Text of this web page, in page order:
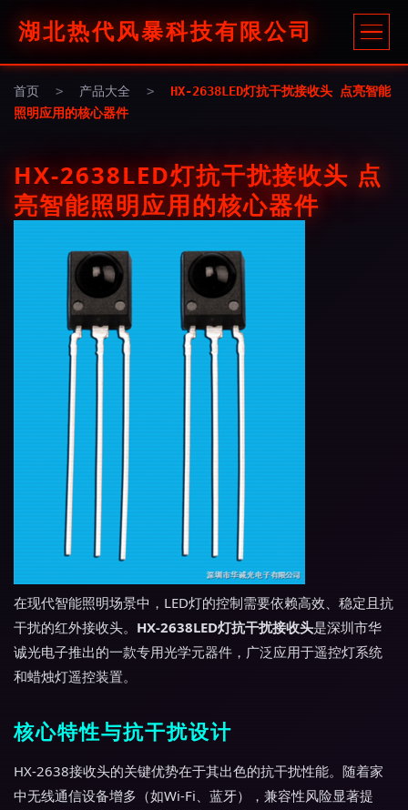
湖北热代风暴科技有限公司
首页 > 产品大全 >
HX-2638LED灯抗干扰接收头 点亮智能
照明应用的核心器件
HX-2638LED灯抗干扰接收头 点
亮智能照明应用的核心器件
在现代智能照明场景中，LED灯的控制需要依赖高效、稳定且抗
干扰的红外接收头。 HX-2638LED灯抗干扰接收头是深圳市华
诚光电子推出的一款专用光学元器件，广泛应用于遥控灯系统
和蜡烛灯遥控装置。
核心特性与抗干扰设计
HX-2638接收头的关键优势在于其出色的抗干扰性能。随着家
中无线通信设备增多（如Wi-Fi、蓝牙），兼容性风险显著提